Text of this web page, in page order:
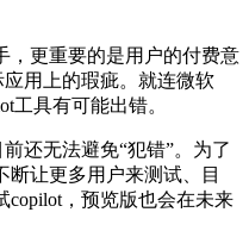
，更重要的是用户的付费意
用上的瑕疵。就连微软
工具有可能出错。
还无法避免“犯错”。为了
让更多用户来测试、目
copilot，预览版也会在未来